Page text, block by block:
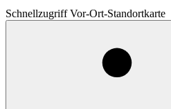
Schnellzugriff Vor-Ort-Standortkarte